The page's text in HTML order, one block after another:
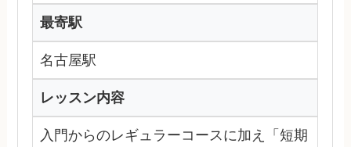
最寄駅
名古屋駅
レッスン内容
入門からのレギュラーコースに加え「短期